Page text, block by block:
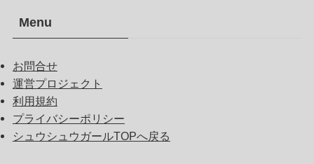
Menu
お問合せ
運営プロジェクト
利用規約
プライバシーポリシー
シュウシュウガールTOPへ戻る